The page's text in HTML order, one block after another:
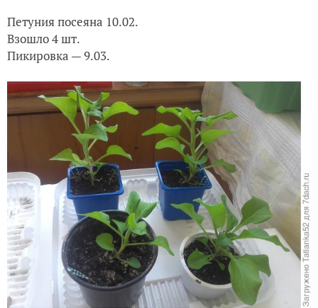
Петуния посеяна 10.02.
Взошло 4 шт.
Пикировка — 9.03.